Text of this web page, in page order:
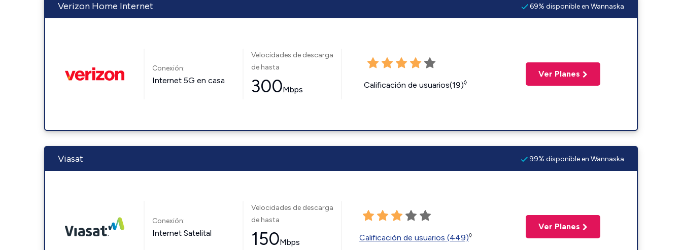
Verizon Home Internet 69% disponible en Wannaska
Conexión:
Internet 5G en casa
Velocidades de descarga
de hasta
300Mbps Calificación de usuarios(19)◊
Ver Planes
Viasat 99% disponible en Wannaska
Conexión:
Internet Satelital
Velocidades de descarga
de hasta
150Mbps Calificación de usuarios (449)◊
Ver Planes